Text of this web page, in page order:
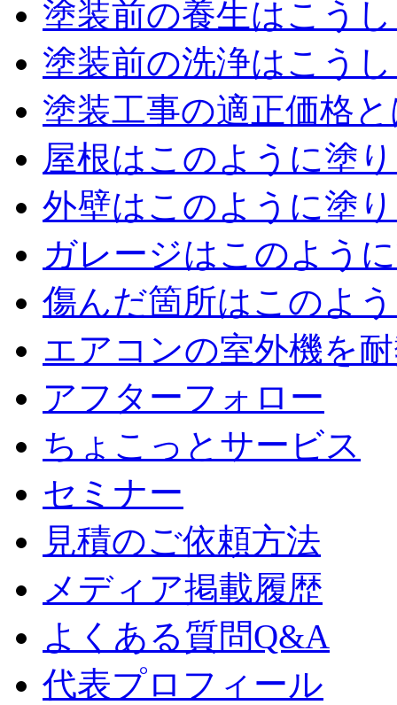
塗装前の養生はこう
塗装前の洗浄はこう
塗装工事の適正価格
屋根はこのように塗
外壁はこのように塗
ガレージはこのよう
傷んだ箇所はこのよ
エアコンの室外機を
アフターフォロー
ちょこっとサービス
セミナー
見積のご依頼方法
メディア掲載履歴
よくある質問Q&A
代表プロフィール